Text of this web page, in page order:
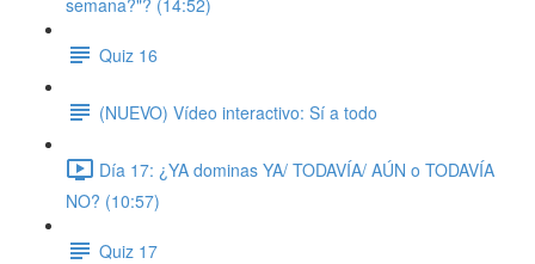
semana?"? (14:52)
Quiz 16
(NUEVO) Vídeo interactivo: Sí a todo
Día 17: ¿YA dominas YA/ TODAVÍA/ AÚN o TODAVÍA
NO? (10:57)
Quiz 17